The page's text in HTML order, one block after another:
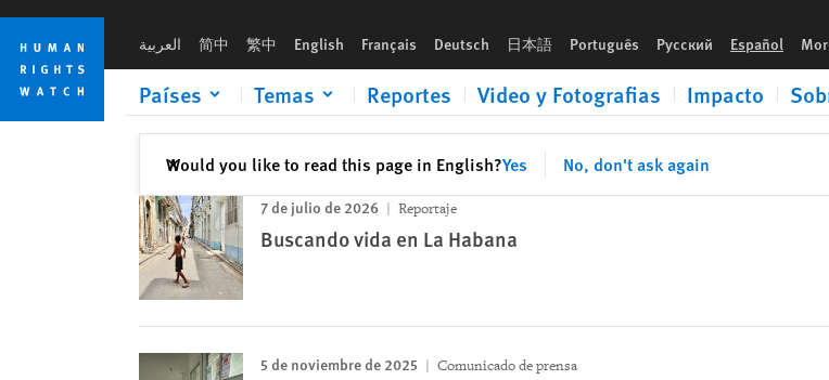
Skip
cookie
privacy
notice
Skip
main
content
العربية 简中 繁中 English Français Deutsch 日本語 Português Русский Español
Países Temas Reportes Video y Fotografias Impacto
Would you like to read this page in English?Yes No, don't ask again
✕Cerrar
7 de julio de 2026 Reportaje
Buscando vida en La Habana
5 de noviembre de 2025 Comunicado de prensa